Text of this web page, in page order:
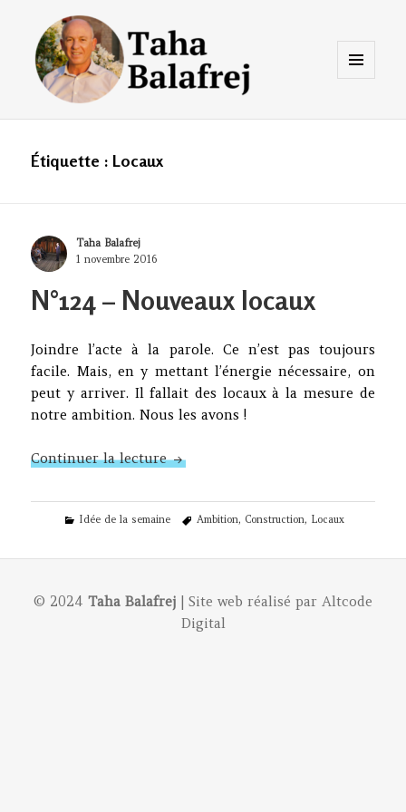
Taha Balafrej Blog
Étiquette :Locaux
Author
Taha Balafrej
Posted
1 novembre 2016
N°124 – Nouveaux locaux
Joindre l’acte à la parole. Ce n’est pas toujours
facile. Mais, en y mettant l’énergie nécessaire, on
peut y arriver. Il fallait des locaux à la mesure de
notre ambition. Nous les avons !
Continuer la lectureN°124 – Nouveaux locaux
Categories
Idée de la semaine Tags
Ambition, Construction, Locaux
© 2024 Taha Balafrej | Site web réalisé par Altcode
Digital